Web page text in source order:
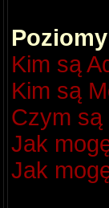
Kim są
Kim są
Czym
Jak
Jak